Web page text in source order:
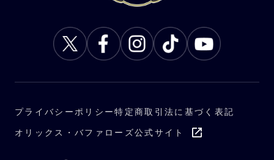
プライバシーポリシー特定商取引法に基づく表記
オリックス・バファローズ公式サイト